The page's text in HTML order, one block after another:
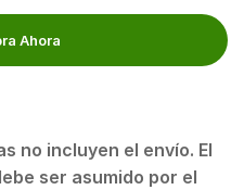
Ahora
no incluyen el envío. El
ser asumido por el